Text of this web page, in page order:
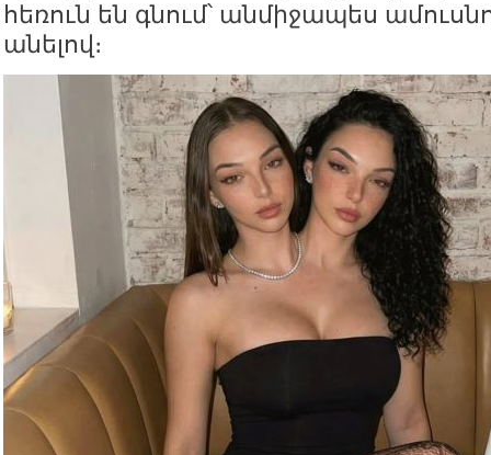
հեռուն են գնում՝ անմիջապես
անելով։